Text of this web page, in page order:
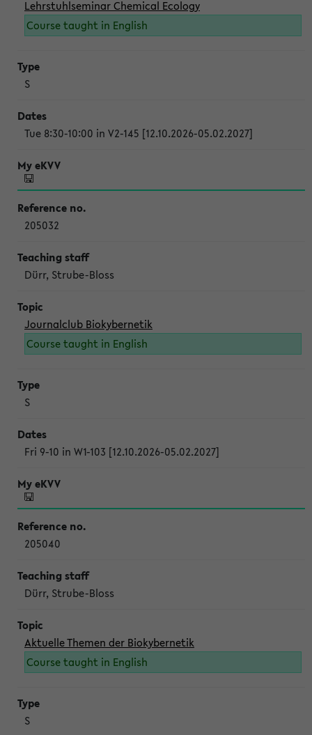
Lehrstuhlseminar Chemical Ecology
Course taught in English
S
Tue 8:30-10:00 in V2-145 [12.10.2026-05.02.2027]
205032
Dürr, Strube-Bloss
Journalclub Biokybernetik
Course taught in English
S
Fri 9-10 in W1-103 [12.10.2026-05.02.2027]
205040
Dürr, Strube-Bloss
Aktuelle Themen der Biokybernetik
Course taught in English
S